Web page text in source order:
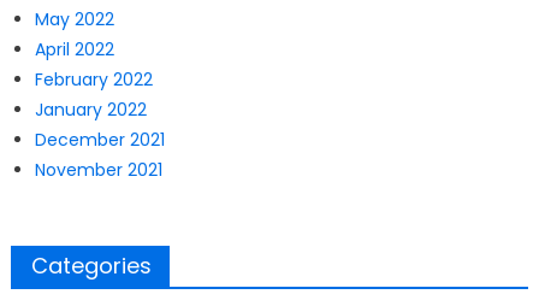
May 2022
April 2022
February 2022
January 2022
December 2021
November 2021
Categories